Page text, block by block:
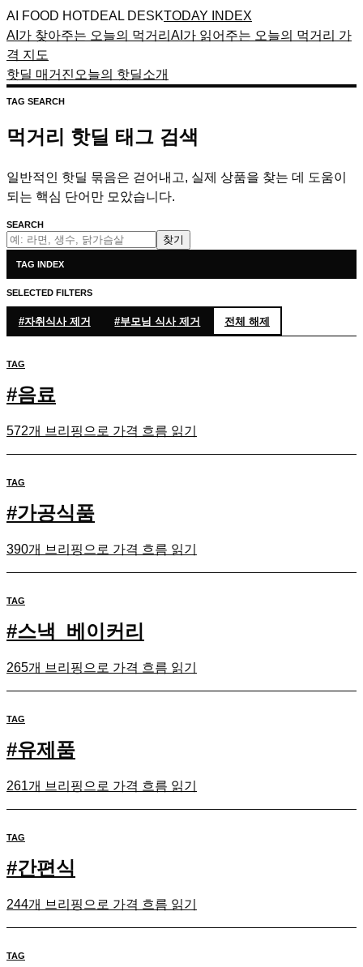
AI FOOD HOTDEAL DESKTODAY INDEX
AI가 찾아주는 오늘의 먹거리 AI가 읽어주는 오늘의 먹거리 가
격 지도
핫딜 매거진 오늘의 핫딜소개
TAG SEARCH
먹거리 핫딜 태그 검색
일반적인 핫딜 묶음은 걷어내고, 실제 상품을 찾는 데 도움이
되는 핵심 단어만 모았습니다.
SEARCH
찾기
TAG INDEX
SELECTED FILTERS
#자취식사제거 #부모님 식사제거 전체 해제
TAG
#음료
572개 브리핑으로 가격 흐름 읽기
TAG
#가공식품
390개 브리핑으로 가격 흐름 읽기
TAG
#스낵_베이커리
265개 브리핑으로 가격 흐름 읽기
TAG
#유제품
261개 브리핑으로 가격 흐름 읽기
TAG
#간편식
244개 브리핑으로 가격 흐름 읽기
TAG